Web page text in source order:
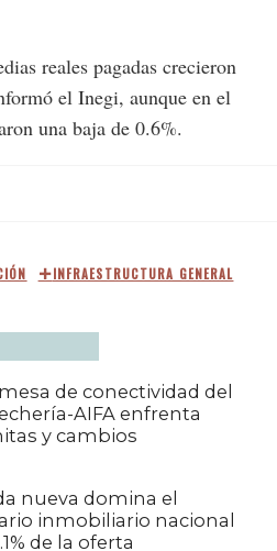
reales pagadas crecieron
el Inegi, aunque en el
una baja de 0.6%.
INFRAESTRUCTURA GENERAL
de conectividad del
AIFA enfrenta
y cambios
nueva domina el
inmobiliario nacional
de la oferta